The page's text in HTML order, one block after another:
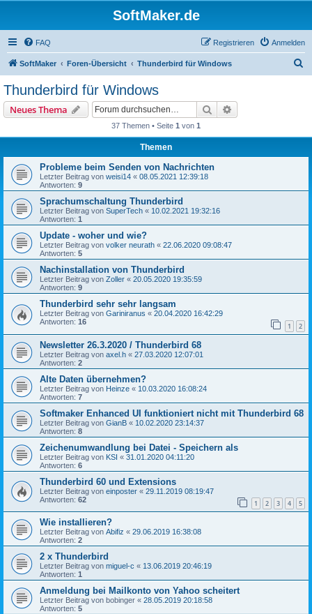
SoftMaker.de
FAQ Anmelden
Registrieren
SoftMaker Foren-Übersicht Thunderbird für Windows
Thunderbird für Windows
Neues Thema Suche
37 Themen • Seite 1 von 1
Themen
Probleme beim Senden von Nachrichten
Letzter Beitrag von weisi14 « 08.05.2021 12:39:18
Antworten: 9
Sprachumschaltung Thunderbird
Letzter Beitrag von SuperTech « 10.02.2021 19:32:16
Antworten: 1
Update - woher und wie?
Letzter Beitrag von volker neurath « 22.06.2020 09:08:47
Antworten: 5
Nachinstallation von Thunderbird
Letzter Beitrag von Zoller « 20.05.2020 19:35:59
Antworten: 9
Thunderbird sehr sehr langsam
Letzter Beitrag von Gariniranus « 20.04.2020 16:42:29
Antworten: 16 1 2
Newsletter 26.3.2020 / Thunderbird 68
Letzter Beitrag von axel.h « 27.03.2020 12:07:01
Antworten: 2
Alte Daten übernehmen?
Letzter Beitrag von Heinze « 10.03.2020 16:08:24
Antworten: 7
Softmaker Enhanced UI funktioniert nicht mit Thunderbird 68
Letzter Beitrag von GianB « 10.02.2020 23:14:37
Antworten: 8
Zeichenumwandlung bei Datei - Speichern als
Letzter Beitrag von KSI « 31.01.2020 04:11:20
Antworten: 6
Thunderbird 60 und Extensions
Letzter Beitrag von einposter « 29.11.2019 08:19:47
Antworten: 62 1 2 3 4 5
Wie installieren?
Letzter Beitrag von Abifiz « 29.06.2019 16:38:08
Antworten: 2
2 x Thunderbird
Letzter Beitrag von miguel-c « 13.06.2019 20:46:19
Antworten: 1
Anmeldung bei Mailkonto von Yahoo scheitert
Letzter Beitrag von bobinger « 28.05.2019 20:18:58
Antworten: 5